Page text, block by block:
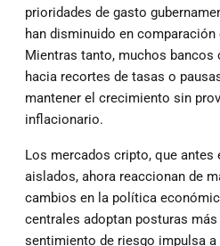
prioridades de gasto
han disminuido en
Mientras tanto, muchos bancos
hacia recortes de tasas o
mantener el crecimiento sin
inflacionario.
Los mercados cripto, que antes
aislados, ahora reaccionan de
cambios en la política
centrales adoptan posturas
sentimiento de riesgo impulsa